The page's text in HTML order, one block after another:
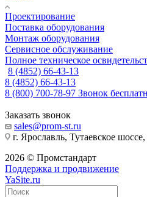
Проектирование
Поставка оборудования
Монтаж оборудования
Сервисное обслуживание
Полное техническое
8 (4852) 66-43-13
8 (4852) 66-43-13
8 (800) 700-78-97 Звонок
Заказать звонок
sales@prom-st.ru
г. Ярославль, Тутаевское
2026 © Промстандарт
Поддержка и продвижение
YaSite.ru